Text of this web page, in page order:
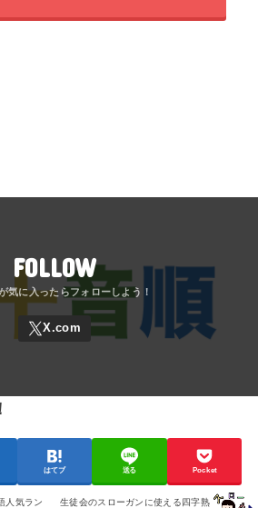
FOLLOW
はてブ 送る Pocket
人気ラン
生徒会のスローガンに使える四字熟